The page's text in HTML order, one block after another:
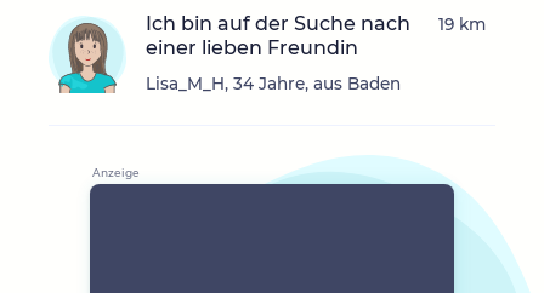
Ich bin auf der Suche nach
einer lieben Freundin
Lisa_M_H, 34 Jahre, aus Baden
19 km